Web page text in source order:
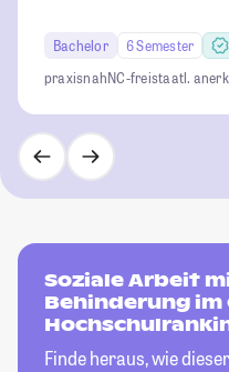
Bachelor 6 Semester
praxisnahNC-freistaatl.
Soziale Arbeit
Behinderung im
Finde heraus, wie